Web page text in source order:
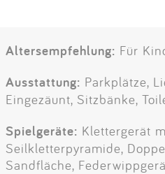
Altersempfehlung: Für
Ausstattung: Parkplätze,
Eingezäunt, Sitzbänke,
Spielgeräte: Klettergerät
Seilkletterpyramide,
Sandfläche,